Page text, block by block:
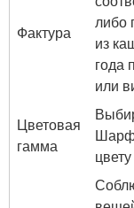
Фактура
либо
из
года
или
Цветовая
гамма
Шарф